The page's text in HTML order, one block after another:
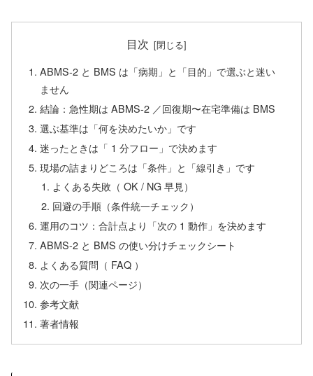
目次
ABMS-2 と BMS は「病期」と「目的」で選ぶと迷い
ません
結論：急性期は ABMS-2 ／回復期〜在宅準備は BMS
選ぶ基準は「何を決めたいか」です
迷ったときは「 1 分フロー」で決めます
現場の詰まりどころは「条件」と「線引き」です
よくある失敗（ OK / NG 早見）
回避の手順（条件統一チェック）
運用のコツ：合計点より「次の 1 動作」を決めます
ABMS-2 と BMS の使い分けチェックシート
よくある質問（ FAQ ）
次の一手（関連ページ）
参考文献
著者情報